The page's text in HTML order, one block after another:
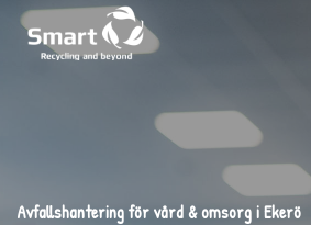
Avfallshantering för vård & omsorg i Ekerö